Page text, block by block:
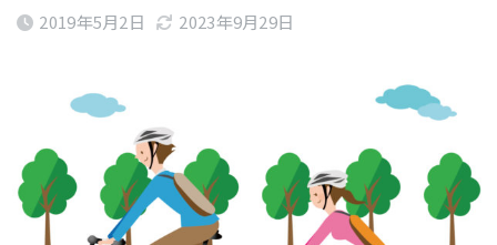
2019年5月2日 2023年9月29日